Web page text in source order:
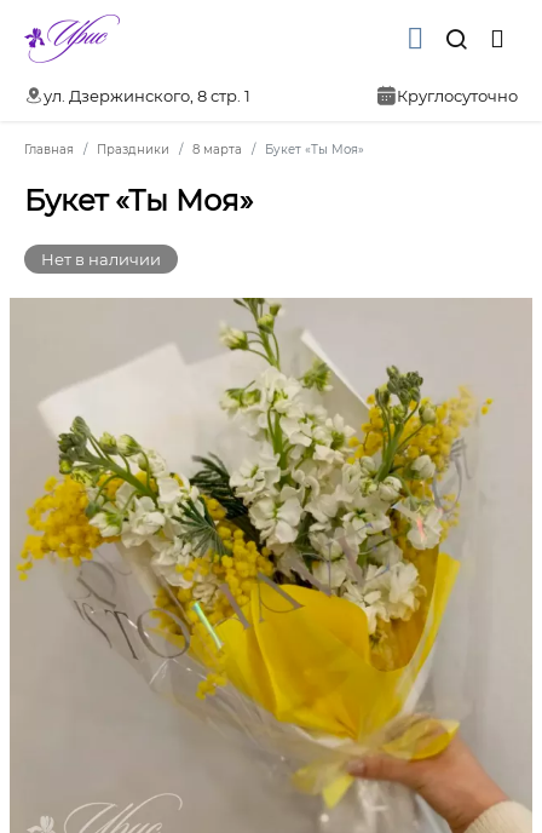
ул. Дзержинского, 8 стр. 1 Круглосуточно
Главная Праздники 8 марта Букет «Ты Моя»
Букет «Ты Моя»
Нет в наличии